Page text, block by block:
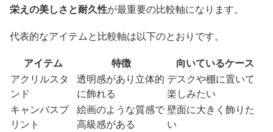
栄えの美しさと耐久性が最重要の比較軸になります。
代表的なアイテムと比較軸は以下のとおりです。
アイテム
特徴
向いているケース
アクリルスタ
ンド
透明感があり立体的
に飾れる
デスクや棚に置いて
楽しみたい
キャンバスプ
リント
絵画のような質感で
高級感がある
壁面に大きく飾りた
い